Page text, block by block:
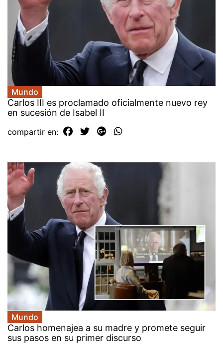
Mundo
Carlos III es proclamado oficialmente nuevo rey
en sucesión de Isabel II
compartir en:
Mundo
Carlos homenajea a su madre y promete seguir
sus pasos en su primer discurso